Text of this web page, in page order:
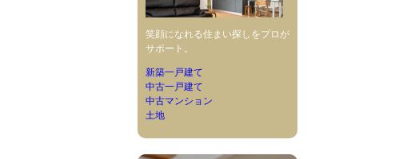
笑顔になれる住まい探しをプロが
サポート。
新築一戸建て
中古一戸建て
中古マンション
土地